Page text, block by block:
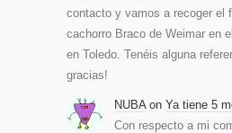
contacto y vamos a recoger el
cachorro Braco de Weimar en
en Toledo. Tenéis alguna
gracias!
NUBA on Ya tiene 5
Con respecto a mi